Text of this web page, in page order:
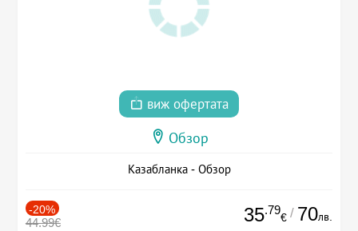
виж офертата
Обзор
Казабланка - Обзор
-20%
44.99€ 35.79
€ / 70лв.